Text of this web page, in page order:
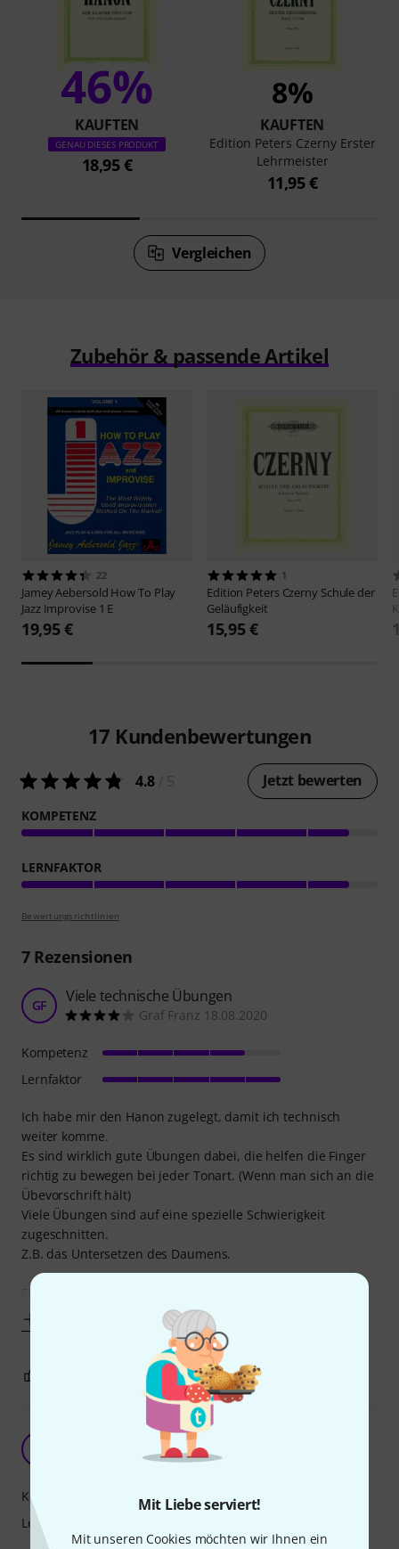
Mit Liebe serviert!
Mit unseren Cookies möchten wir Ihnen ein
46%
KAUFTEN
GENAU DIESES PRODUKT
18,95 €
8%
KAUFTEN
Edition Peters Czerny Erster
Lehrmeister
11,95 €
Vergleichen
Zubehör & passende Artikel
22
Jamey Aebersold How To Play
Jazz Improvise 1 E
19,95 €
1
Edition Peters Czerny Schule der
Geläufigkeit
15,95 €
17 Kundenbewertungen
4.8 Jetzt bewerten
KOMPETENZ
LERNFAKTOR
Bewertungsrichtlinien
7Rezensionen
GF Viele technische Übungen
Graf Franz 18.08.2020
Ich habe mir den Hanon zugelegt, damit ich technisch
weiter komme.
Es sind wirklich gute Übungen dabei, die helfen die Finger
richtig zu bewegen bei jeder Tonart. (Wenn man sich an die
Übevorschrift hält)
Viele Übungen sind auf eine spezielle Schwierigkeit
zugeschnitten.
Z.B. das Untersetzen des Daumens.
Kompetenz
Lernfaktor
BEWERTUNG MELDEN
Super um Flexibilität auszugleichen
DanJames 28.06.2020
Kompetenz
Lernfaktor